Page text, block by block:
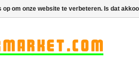
op om onze website te verbeteren. Is dat